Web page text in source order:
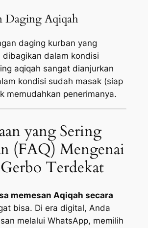
Daging Aqiqah
daging kurban yang
dibagikan dalam kondisi
aqiqah sangat dianjurkan
kondisi sudah masak (siap
memudahkan penerimanya.
yang Sering
(FAQ) Mengenai
Terdekat
memesan Aqiqah secara
bisa. Di era digital, Anda
melalui WhatsApp, memilih